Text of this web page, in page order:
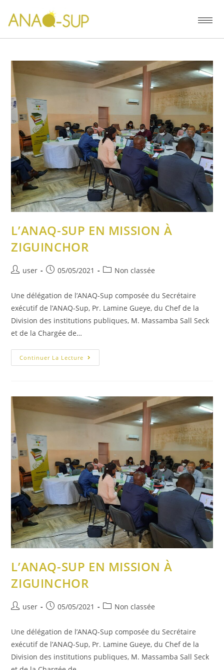
L’ANAQ-SUP EN MISSION À
ZIGUINCHOR
user 05/05/2021 Non classée
Une délégation de l’ANAQ-Sup composée du Secrétaire
exécutif de l’ANAQ-Sup, Pr. Lamine Gueye, du Chef de la
Division des institutions publiques, M. Massamba Sall Seck
et de la Chargée de…
Continuer La Lecture
L’ANAQ-SUP EN MISSION À
ZIGUINCHOR
user 05/05/2021 Non classée
Une délégation de l’ANAQ-Sup composée du Secrétaire
exécutif de l’ANAQ-Sup, Pr. Lamine Gueye, du Chef de la
Division des institutions publiques, M. Massamba Sall Seck